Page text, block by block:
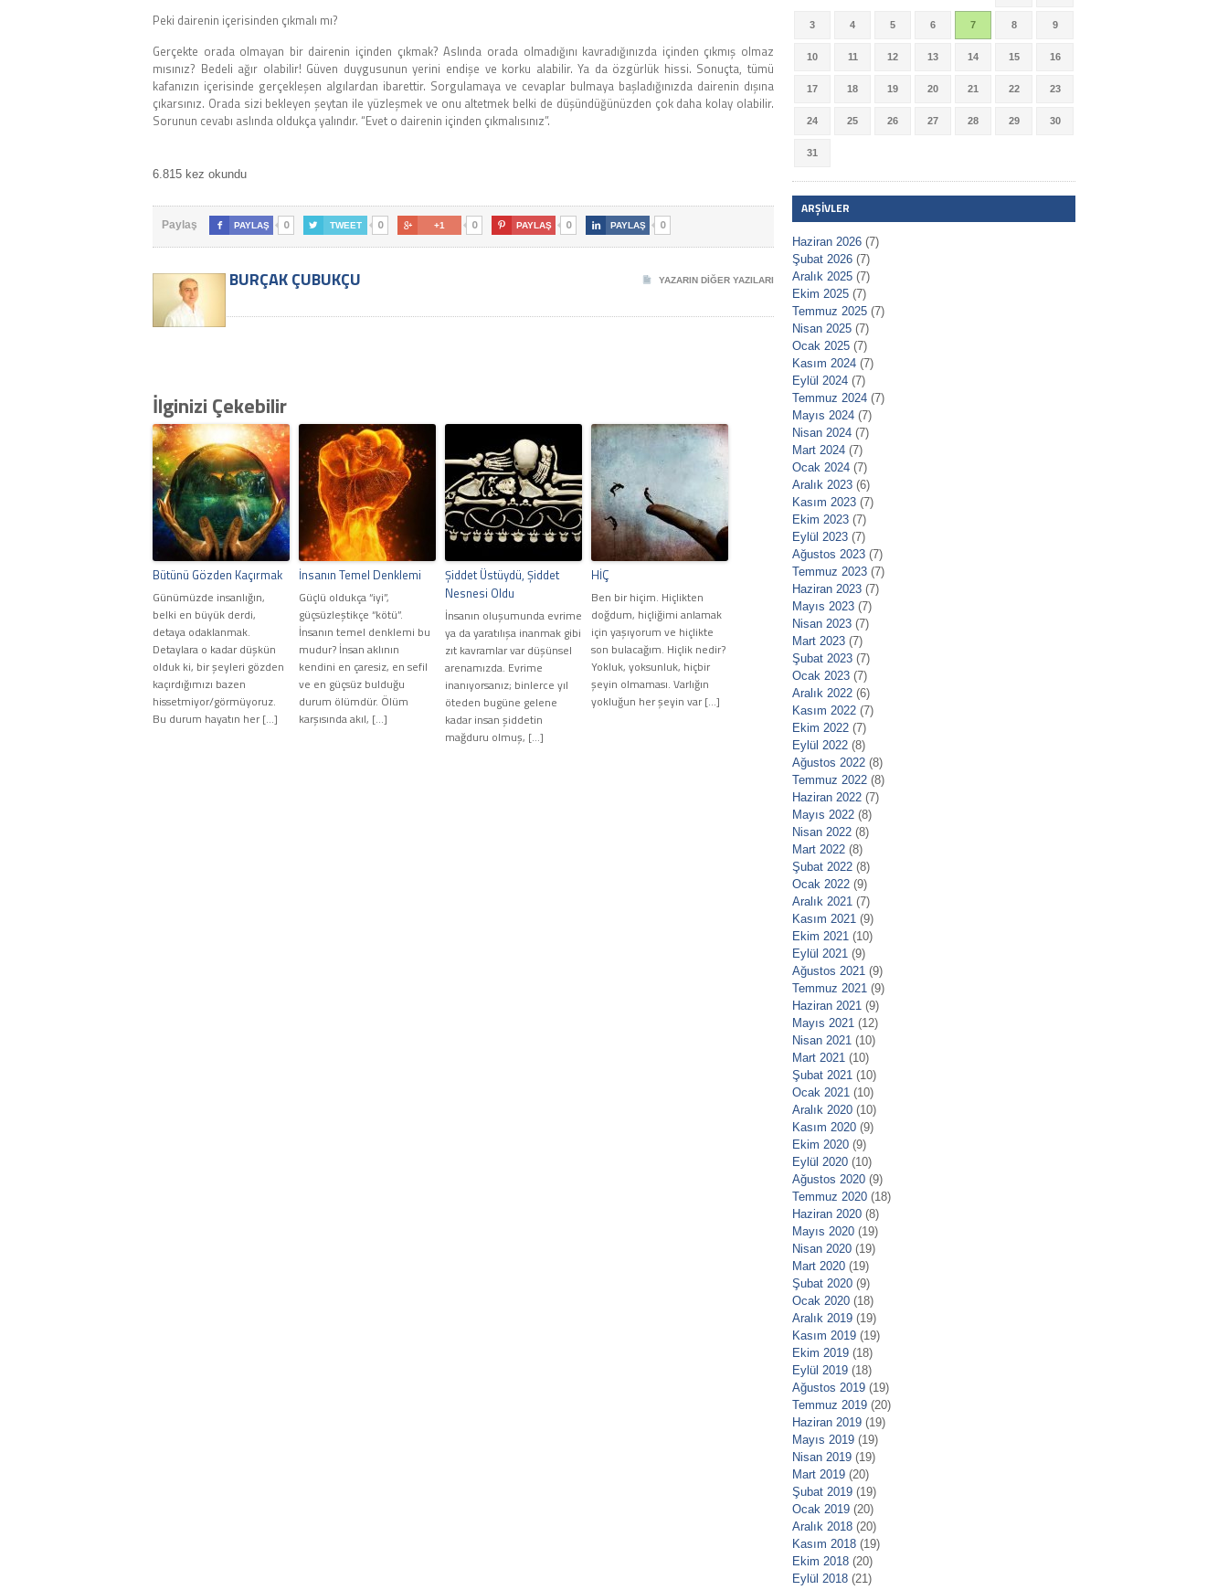
Peki dairenin içerisinden çıkmalı mı?
Gerçekte orada olmayan bir dairenin içinden çıkmak? Aslında orada olmadığını kavradığınızda içinden çıkmış olmaz
mısınız? Bedeli ağır olabilir! Güven duygusunun yerini endişe ve korku alabilir. Ya da özgürlük hissi. Sonuçta, tümü
kafanızın içerisinde gerçekleşen algılardan ibarettir. Sorgulamaya ve cevaplar bulmaya başladığınızda dairenin dışına
çıkarsınız. Orada sizi bekleyen şeytan ile yüzleşmek ve onu altetmek belki de düşündüğünüzden çok daha kolay olabilir.
Sorunun cevabı aslında oldukça yalındır. “Evet o dairenin içinden çıkmalısınız”.
6.815 kez okundu
Paylaş  PAYLAŞ 0  TWEET 0  +1 0  PAYLAŞ 0  PAYLAŞ 0
YAZARIN DIĞER YAZILARI
BURÇAK ÇUBUKÇU
İlginizi Çekebilir
Bütünü Gözden Kaçırmak
Günümüzde insanlığın,
belki en büyük derdi,
detaya odaklanmak.
Detaylara o kadar düşkün
olduk ki, bir şeyleri gözden
kaçırdığımızı bazen
hissetmiyor/görmüyoruz.
Bu durum hayatın her […]
İnsanın Temel Denklemi
Güçlü oldukça “iyi”,
güçsüzleştikçe “kötü”.
İnsanın temel denklemi bu
mudur? İnsan aklının
kendini en çaresiz, en sefil
ve en güçsüz bulduğu
durum ölümdür. Ölüm
karşısında akıl, […]
Şiddet Üstüydü, Şiddet
Nesnesi Oldu
İnsanın oluşumunda evrime
ya da yaratılışa inanmak gibi
zıt kavramlar var düşünsel
arenamızda. Evrime
inanıyorsanız; binlerce yıl
öteden bugüne gelene
kadar insan şiddetin
mağduru olmuş, […]
HİÇ
Ben bir hiçim. Hiçlikten
doğdum, hiçliğimi anlamak
için yaşıyorum ve hiçlikte
son bulacağım. Hiçlik nedir?
Yokluk, yoksunluk, hiçbir
şeyin olmaması. Varlığın
yokluğun her şeyin var […]
3 4 5 6 7 8 9
10 11 12 13 14 15 16
17 18 19 20 21 22 23
24 25 26 27 28 29 30
31
ARŞIVLER
Haziran 2026 (7)
Şubat 2026 (7)
Aralık 2025 (7)
Ekim 2025 (7)
Temmuz 2025 (7)
Nisan 2025 (7)
Ocak 2025 (7)
Kasım 2024 (7)
Eylül 2024 (7)
Temmuz 2024 (7)
Mayıs 2024 (7)
Nisan 2024 (7)
Mart 2024 (7)
Ocak 2024 (7)
Aralık 2023 (6)
Kasım 2023 (7)
Ekim 2023 (7)
Eylül 2023 (7)
Ağustos 2023 (7)
Temmuz 2023 (7)
Haziran 2023 (7)
Mayıs 2023 (7)
Nisan 2023 (7)
Mart 2023 (7)
Şubat 2023 (7)
Ocak 2023 (7)
Aralık 2022 (6)
Kasım 2022 (7)
Ekim 2022 (7)
Eylül 2022 (8)
Ağustos 2022 (8)
Temmuz 2022 (8)
Haziran 2022 (7)
Mayıs 2022 (8)
Nisan 2022 (8)
Mart 2022 (8)
Şubat 2022 (8)
Ocak 2022 (9)
Aralık 2021 (7)
Kasım 2021 (9)
Ekim 2021 (10)
Eylül 2021 (9)
Ağustos 2021 (9)
Temmuz 2021 (9)
Haziran 2021 (9)
Mayıs 2021 (12)
Nisan 2021 (10)
Mart 2021 (10)
Şubat 2021 (10)
Ocak 2021 (10)
Aralık 2020 (10)
Kasım 2020 (9)
Ekim 2020 (9)
Eylül 2020 (10)
Ağustos 2020 (9)
Temmuz 2020 (18)
Haziran 2020 (8)
Mayıs 2020 (19)
Nisan 2020 (19)
Mart 2020 (19)
Şubat 2020 (9)
Ocak 2020 (18)
Aralık 2019 (19)
Kasım 2019 (19)
Ekim 2019 (18)
Eylül 2019 (18)
Ağustos 2019 (19)
Temmuz 2019 (20)
Haziran 2019 (19)
Mayıs 2019 (19)
Nisan 2019 (19)
Mart 2019 (20)
Şubat 2019 (19)
Ocak 2019 (20)
Aralık 2018 (20)
Kasım 2018 (19)
Ekim 2018 (20)
Eylül 2018 (21)